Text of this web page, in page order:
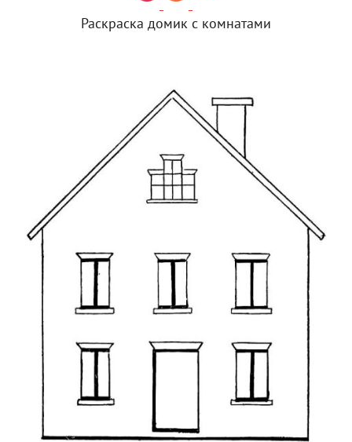
Раскраска домик с комнатами